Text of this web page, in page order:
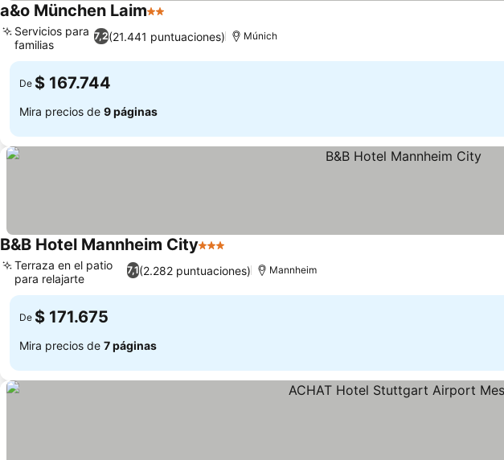
a&o München Laim2 Estrellas
7,2(21.441 puntuaciones)
Servicios para
familias
Múnich
De $ 167.744
Mira precios de 9 páginas
B&B Hotel Mannheim City3 Estrellas
7,1(2.282 puntuaciones)
Terraza en el patio
para relajarte
Mannheim
De $ 171.675
Mira precios de 7 páginas